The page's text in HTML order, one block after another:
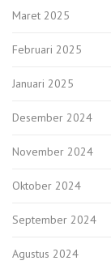
Maret 2025
Februari 2025
Januari 2025
Desember 2024
November 2024
Oktober 2024
September 2024
Agustus 2024